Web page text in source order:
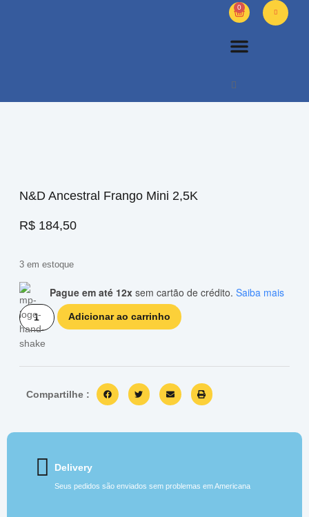
0
N&D Ancestral Frango Mini 2,5K
R$ 184,50
3 em estoque
Pague em até 12x sem cartão de crédito. Saiba mais
Adicionar ao carrinho
Compartilhe :
Delivery
Seus pedidos são enviados sem problemas em Americana